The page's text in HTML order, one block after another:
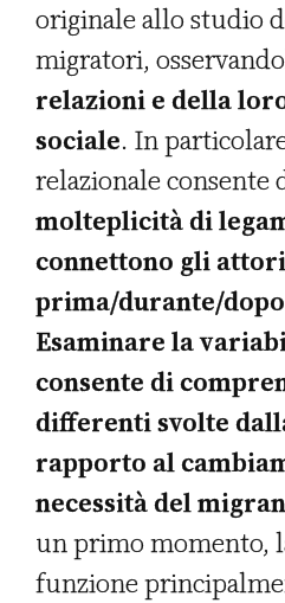
originale allo studio
migratori,
relazioni e della
sociale. In
relazionale consente
molteplicità di
connettono gli
prima/durante/
Esaminare la
consente di
differenti svolte
rapporto al
necessità del
un primo momento,
funzione